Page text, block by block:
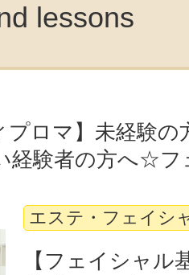
lessons
プロマ】未経験の
経験者の方へ☆フ
エステ・フェイシ
【フェイシャル